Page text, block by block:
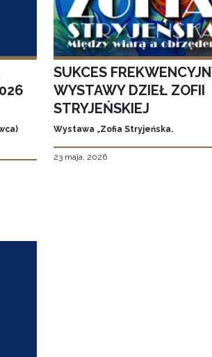
SUKCES
WYSTAWY DZIEŁ ZOFII
STRYJEŃSKIEJ
Wystawa „Zofia Stryjeńska.
23 maja, 2026